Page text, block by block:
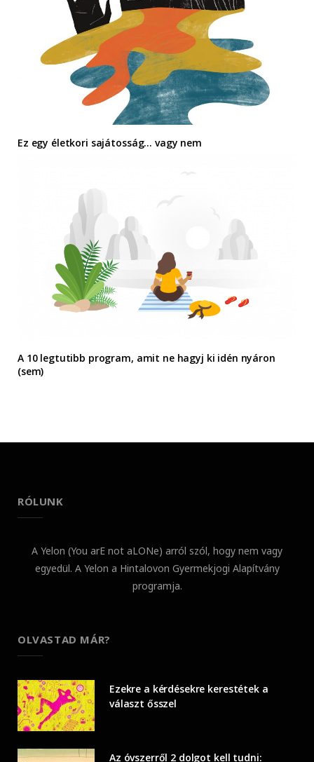
Ez egy életkori sajátosság… vagy nem
A 10 legtutibb program, amit ne hagyj ki idén nyáron
(sem)
RÓLUNK
A Yelon (You arE not aLONe) arról szól, hogy nem vagy
egyedül. A Yelon a Hintalovon Gyermekjogi Alapítvány
programja.
OLVASTAD MÁR?
Ezekre a kérdésekre kerestétek a
választ ősszel
Az óvszerről 2 dolgot kell tudni: